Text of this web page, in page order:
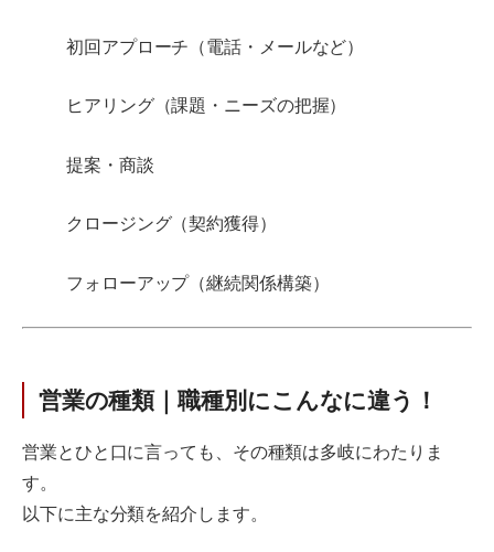
初回アプローチ（電話・メールなど）
ヒアリング（課題・ニーズの把握）
提案・商談
クロージング（契約獲得）
フォローアップ（継続関係構築）
営業の種類｜職種別にこんなに違う！
営業とひと口に言っても、その種類は多岐にわたりま
す。
以下に主な分類を紹介します。